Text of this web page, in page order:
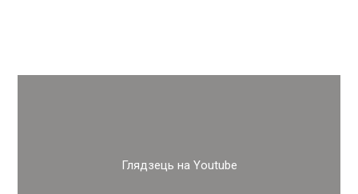
Глядзець на Youtube